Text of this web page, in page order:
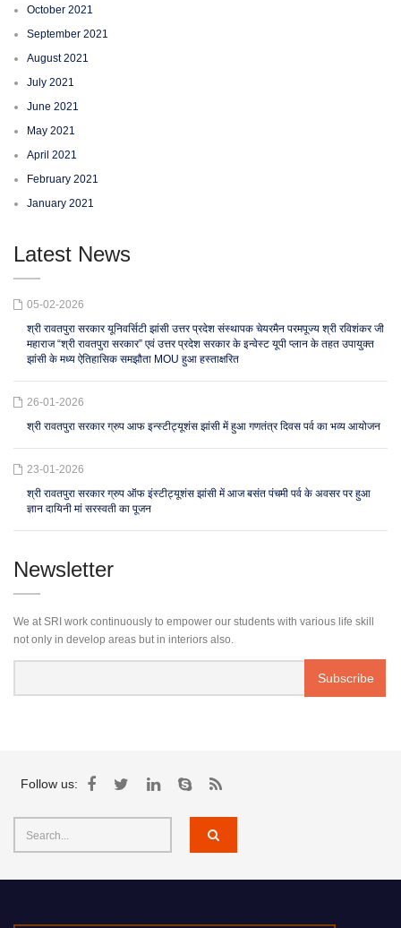
October 2021
September 2021
August 2021
July 2021
June 2021
May 2021
April 2021
February 2021
January 2021
Latest News
05-02-2026
श्री रावतपुरा सरकार यूनिवर्सिटी झांसी उत्तर प्रदेश संस्थापक चेयरमैन परमपूज्य श्री रविशंकर जी
महाराज “श्री रावतपुरा सरकार” एवं उत्तर प्रदेश सरकार के इन्वेस्ट यूपी प्लान के तहत उपायुक्त
झांसी के मध्य ऐतिहासिक समझौता MOU हुआ हस्ताक्षरित
26-01-2026
श्री रावतपुरा सरकार ग्रुप आफ इन्स्टीट्यूशंस झांसी में हुआ गणतंत्र दिवस पर्व का भव्य आयोजन
23-01-2026
श्री रावतपुरा सरकार ग्रुप ऑफ इंस्टीट्यूशंस झांसी में आज बसंत पंचमी पर्व के अवसर पर हुआ
ज्ञान दायिनी मां सरस्वती का पूजन
Newsletter
We at SRI work continuously to empower our students with various life skill
not only in develop areas but in interiors also.
Follow us: